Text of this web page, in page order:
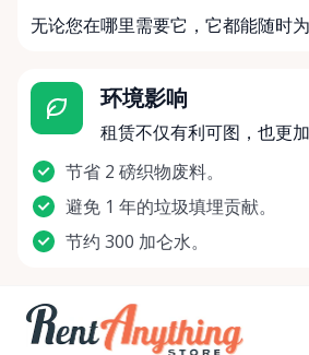
无论您在哪里需要它，它都能随时为
环境影响
租赁不仅有利可图，也更加
节省 2 磅织物废料。
避免 1 年的垃圾填埋贡献。
节约 300 加仑水。